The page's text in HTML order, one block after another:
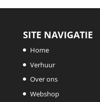
SITE NAVIGATIE
Home
Verhuur
Over ons
Webshop